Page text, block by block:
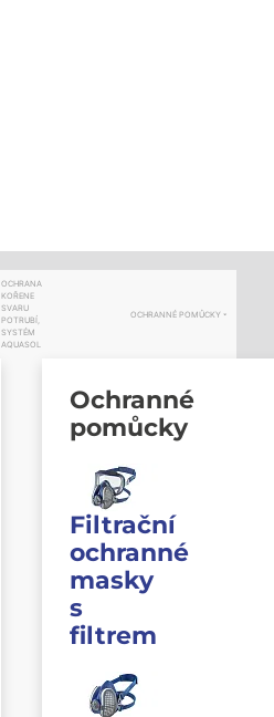
OCHRANA
KOŘENE
SVARU
POTRUBÍ,
SYSTÉM
AQUASOL
OCHRANNÉ POMŮCKY
Ochranné
pomůcky
Filtrační
ochranné
masky
s
filtrem